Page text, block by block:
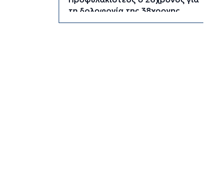
τη δολοφονία της 38χρονης
Βρετανίδας στην Κυψέλη